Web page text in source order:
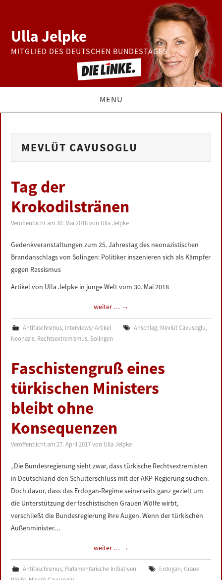
Ulla Jelpke
MITGLIED DES DEUTSCHEN BUNDESTAGES
MENU
BUNDESTAG
ZUR PERSON
DATENSCHUTZERKLÄRUNG
IMPRESSUM
MEVLÜT CAVUSOGLU
Tag der
Krokodilstränen
Veröffentlicht am30. Mai 2018 von Ulla Jelpke
Gedenkveranstaltungen zum 25. Jahrestag des neonazistischen
Brandanschlags von Solingen: Politiker inszenieren sich als Kämpfer
gegen Rassismus
Artikel von Ulla Jelpke in junge Welt vom 30. Mai 2018
weiter … →
Antifaschismus, Interviews/ Artikel Anschlag, Mevlüt Cavusoglu,
Neonazis, Rechtsextremismus, Solingen
Faschistengruß eines
türkischen Ministers
bleibt ohne
Konsequenzen
Veröffentlicht am27. April 2017 von Ulla Jelpke
„Die Bundesregierung sieht zwar, dass türkische Rechtsextremisten
in Deutschland den Schulterschluss mit der AKP-Regierung suchen.
Doch davor, dass das Erdogan-Regime seinerseits ganz gezielt um
die Unterstützung der faschistischen Grauen Wölfe wirbt,
verschließt die Bundesregierung ihre Augen. Wenn der türkischen
Außenminister…
weiter … →
Antifaschismus, Parlamentarische Initiativen Erdogan, Graue